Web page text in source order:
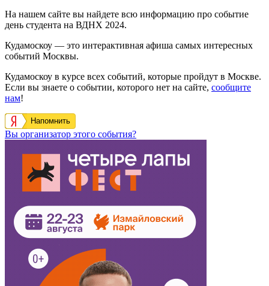
На нашем сайте вы найдете всю информацию про событие
день студента на ВДНХ 2024.
Кудамоскоу — это интерактивная афиша самых интересных
событий Москвы.
Кудамоскоу в курсе всех событий, которые пройдут в Москве.
Если вы знаете о событии, которого нет на сайте, сообщите
нам!
Напомнить
Вы организатор этого события?